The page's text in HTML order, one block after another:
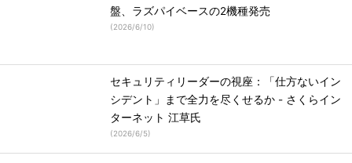
盤、ラズパイベースの2機種発売
(2026/6/10)
セキュリティリーダーの視座：「仕方ないイン
シデント」まで全力を尽くせるか - さくらイン
ターネット 江草氏
(2026/6/5)